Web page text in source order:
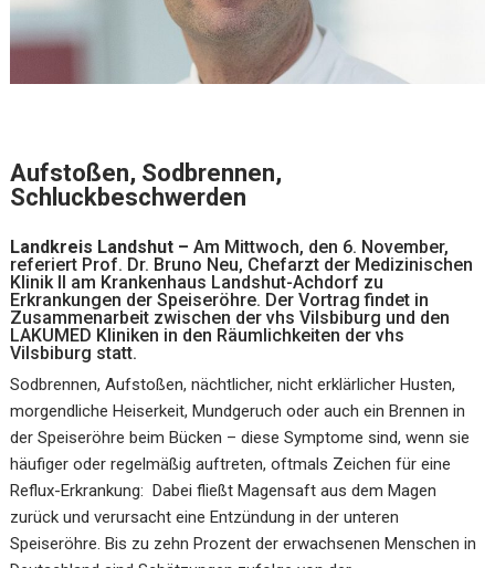
Aufstoßen, Sodbrennen,
Schluckbeschwerden
Landkreis Landshut –Am Mittwoch, den 6. November,
referiert Prof. Dr. Bruno Neu, Chefarzt der Medizinischen
Klinik II am Krankenhaus Landshut-Achdorf zu
Erkrankungen der Speiseröhre. Der Vortrag findet in
Zusammenarbeit zwischen der vhs Vilsbiburg und den
LAKUMED Kliniken in den Räumlichkeiten der vhs
Vilsbiburg statt.
Sodbrennen, Aufstoßen, nächtlicher, nicht erklärlicher Husten,
morgendliche Heiserkeit, Mundgeruch oder auch ein Brennen in
der Speiseröhre beim Bücken – diese Symptome sind, wenn sie
häufiger oder regelmäßig auftreten, oftmals Zeichen für eine
Reflux-Erkrankung: Dabei fließt Magensaft aus dem Magen
zurück und verursacht eine Entzündung in der unteren
Speiseröhre. Bis zu zehn Prozent der erwachsenen Menschen in